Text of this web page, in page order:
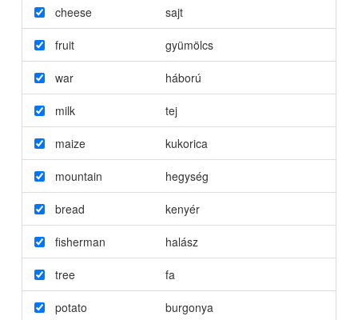
cheese sajt
fruit gyümölcs
war háború
milk tej
maize kukorica
mountain hegység
bread kenyér
fisherman halász
tree fa
potato burgonya